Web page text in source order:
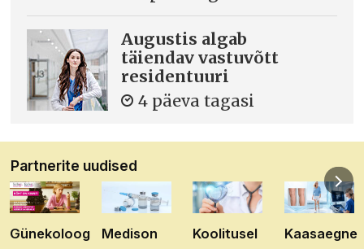
Augustis algab
täiendav vastuvõtt
residentuuri
4 päeva tagasi
Partnerite uudised
Günekoloog
Medison
Koolitusel
Kaasaegne